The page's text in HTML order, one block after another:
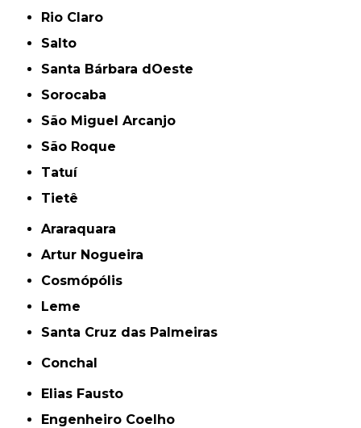
Rio Claro
Salto
Santa Bárbara dOeste
Sorocaba
São Miguel Arcanjo
São Roque
Tatuí
Tietê
Araraquara
Artur Nogueira
Cosmópólis
Leme
Santa Cruz das Palmeiras
Conchal
Elias Fausto
Engenheiro Coelho